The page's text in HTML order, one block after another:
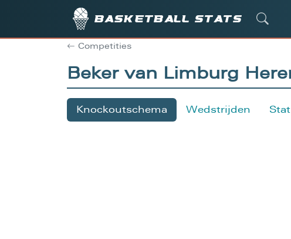
Basketball stats
Competities
Beker van Limburg
Knockoutschema Wedstrijden